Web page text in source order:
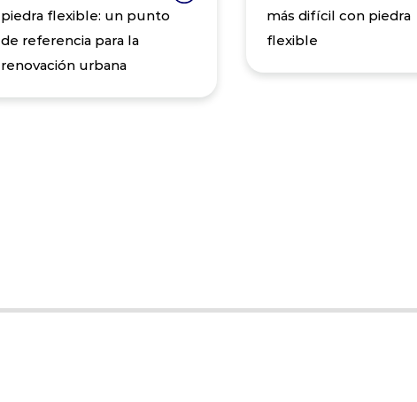
piedra flexible: un punto
de referencia para la
renovación urbana
más difícil con piedra
flexible